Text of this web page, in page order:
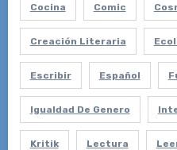
Cocina Comic
Creación Literaria
Escribir Español
Igualdad De Genero
Kritik Lectura